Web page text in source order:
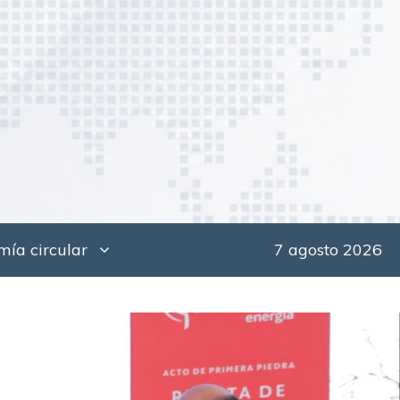
circular 7 agosto 2026